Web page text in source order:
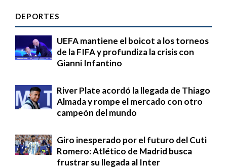
DEPORTES
UEFA mantiene el boicot a los torneos
de la FIFA y profundiza la crisis con
Gianni Infantino
River Plate acordó la llegada de Thiago
Almada y rompe el mercado con otro
campeón del mundo
Giro inesperado por el futuro del Cuti
Romero: Atlético de Madrid busca
frustrar su llegada al Inter